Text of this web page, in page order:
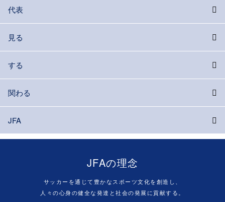
代表
見る
する
関わる
JFA
JFAの理念
サッカーを通じて豊かなスポーツ文化を創造し、
人々の心身の健全な発達と社会の発展に貢献する。